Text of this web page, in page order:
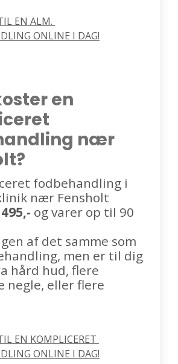
EN ALM.
ONLINE I DAG!
en
nær
fodbehandling i
nær Fensholt
og varer op til 90
af det samme som
men er til dig
hård hud, flere
negle, eller flere
EN KOMPLICERET
ONLINE I DAG!